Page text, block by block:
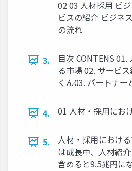
02 03 人材採用 ビ
ビスの紹介 ビジネ
の流れ
3.
⽬次 CONTENS
る市場 02. サービ
くん03. パートナー
4. 01 ⼈材‧採⽤にお
5.
⼈材‧採⽤におけ
は成⻑中、⼈材紹
含めると9.5兆円に